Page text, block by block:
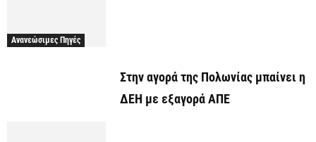
Ανανεώσιμες Πηγές
Στην αγορά της Πολωνίας μπαίνει η
ΔΕΗ με εξαγορά ΑΠΕ